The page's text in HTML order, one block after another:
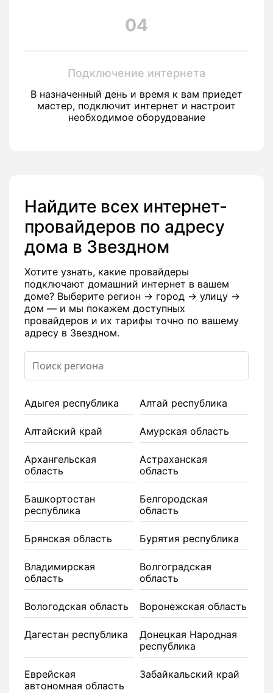
04
Подключение интернета
В назначенный день и время к вам приедет
мастер, подключит интернет и настроит
необходимое оборудование
Найдите всех интернет-
провайдеров по адресу
дома в Звездном
Хотите узнать, какие провайдеры
подключают домашний интернет в вашем
доме? Выберите регион → город → улицу →
дом — и мы покажем доступных
провайдеров и их тарифы точно по вашему
адресу в Звездном.
Адыгея республика Алтай республика
Алтайский край Амурская область
Архангельская
область
Астраханская
область
Башкортостан
республика
Белгородская
область
Брянская область Бурятия республика
Владимирская
область
Волгоградская
область
Вологодская область Воронежская область
Дагестан республика
Донецкая Народная
республика
Еврейская
автономная область
Забайкальский край